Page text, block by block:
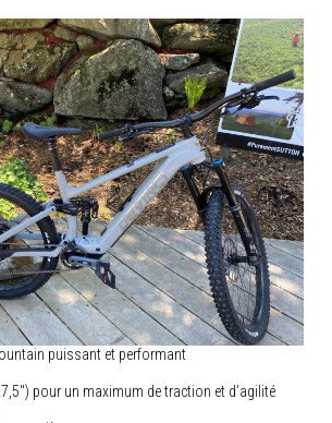
puissant et performant
pour un maximum de traction et d’agilité